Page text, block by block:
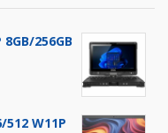
8GB/256GB
512 W11P